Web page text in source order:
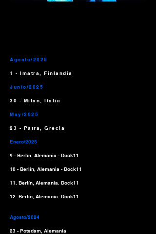
Agosto/2025
1 - Imatra, Finlandia
Junio/2025
30 - Milan, Italia
May/2025
23 - Patra, Grecia
Enero/2025
9 - Berlín, Alemania - Dock11
10 - Berlín, Alemania - Dock11
11. Berlín, Alemania. Dock11
12. Berlín, Alemania. Dock11
Agosto/2024
23 - Potsdam, Alemania